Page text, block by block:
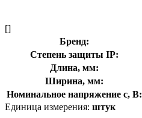
[]
Бренд:
Степень защиты IP:
Длина, мм:
Ширина, мм:
Номинальное напряжение с, В:
Единица измерения: штук